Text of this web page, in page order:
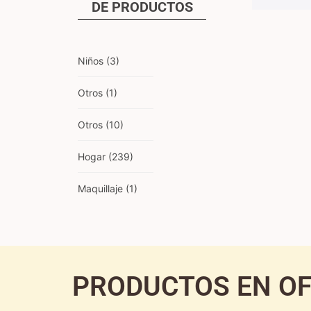
DEPRODUCTOS
Niños (3)
Otros (1)
Otros (10)
Hogar (239)
Maquillaje (1)
PRODUCTOS EN